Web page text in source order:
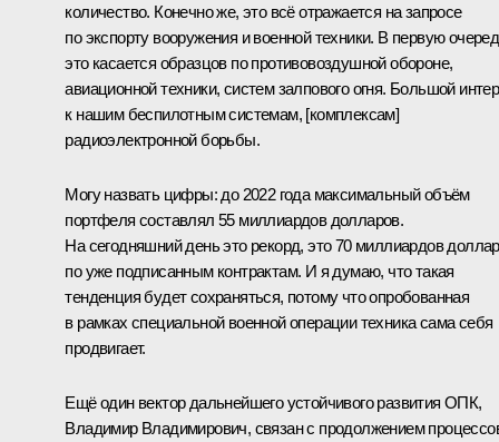
количество. Конечно же, это всё отражается на запросе
по экспорту вооружения и военной техники. В первую
это касается образцов по противовоздушной обороне,
авиационной техники, систем залпового огня. Большой
к нашим беспилотным системам, [комплексам]
радиоэлектронной борьбы.
Могу назвать цифры: до 2022 года максимальный объём
портфеля составлял 55 миллиардов долларов.
На сегодняшний день это рекорд, это 70 миллиардов
по уже подписанным контрактам. И я думаю, что такая
тенденция будет сохраняться, потому что опробованная
в рамках специальной военной операции техника сама себя
продвигает.
Ещё один вектор дальнейшего устойчивого развития ОПК,
Владимир Владимирович, связан с продолжением